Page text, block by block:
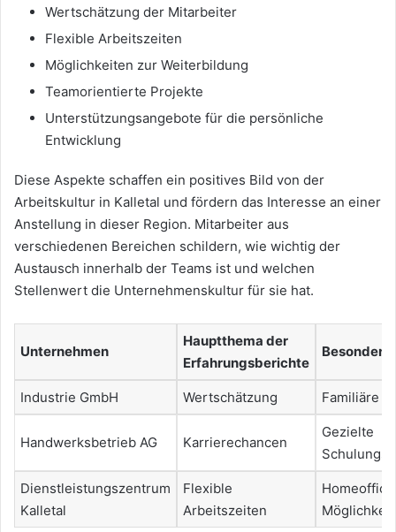
Wertschätzung der Mitarbeiter
Flexible Arbeitszeiten
Möglichkeiten zur Weiterbildung
Teamorientierte Projekte
Unterstützungsangebote für die persönliche
Entwicklung
Diese Aspekte schaffen ein positives Bild von der
Arbeitskultur in Kalletal und fördern das Interesse an einer
Anstellung in dieser Region. Mitarbeiter aus
verschiedenen Bereichen schildern, wie wichtig der
Austausch innerhalb der Teams ist und welchen
Stellenwert die Unternehmenskultur für sie hat.
Unternehmen
Hauptthema der
Erfahrungsberichte
Industrie GmbH Wertschätzung Familiäre
Handwerksbetrieb AG Karrierechancen
Gezielte
Dienstleistungszentrum
Kalletal
Flexible
Arbeitszeiten